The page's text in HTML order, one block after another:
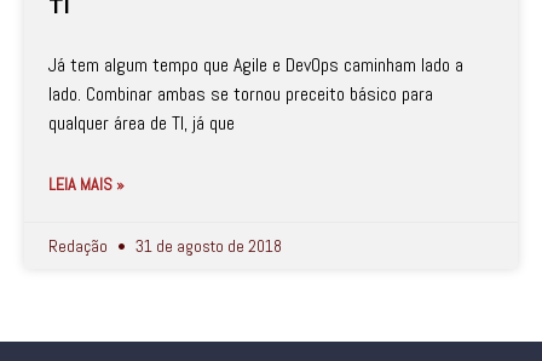
Já tem algum tempo que Agile e DevOps caminham lado a
lado. Combinar ambas se tornou preceito básico para
qualquer área de TI, já que
LEIA MAIS »
Redação 31 de agosto de 2018